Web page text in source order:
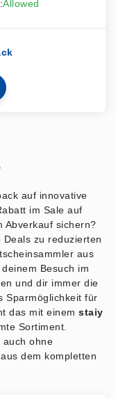
Allowed
auf innovative
im Sale auf
Abverkauf sichern?
zu reduzierten
aus
Besuch im
und dir immer die
Sparmöglichkeit für
das mit einem staiy
Sortiment.
auch ohne
dem kompletten